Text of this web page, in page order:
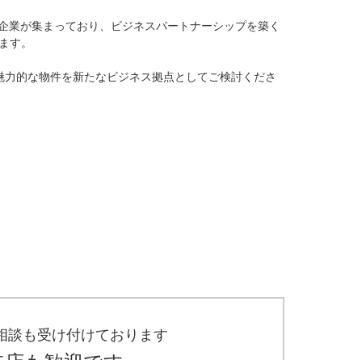
が集まっており、ビジネスパートナーシップを築く
す。
的な物件を新たなビジネス拠点としてご検討くださ
談も受け付けております